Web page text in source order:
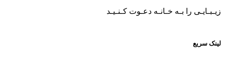
زیـبـایـی را بـه خـانـه دعـوت کـنـیـد
لینک سریع